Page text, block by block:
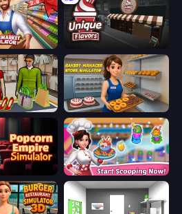
Supermarket Simulator: Store Manager Unique Flavors
3D Bakery Manager: Store Simulator
Ice Cream Fever: Cooking Game